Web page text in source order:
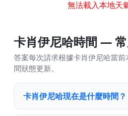
無法載入本地天
卡肖伊尼哈時間 —
答案每次請求根據卡肖伊尼哈當
間狀態更新。
卡肖伊尼哈現在是什麼時間？